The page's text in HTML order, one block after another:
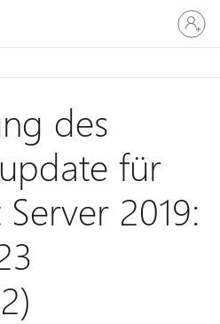
Bei
Ihrem
Konto
des
für
2019: